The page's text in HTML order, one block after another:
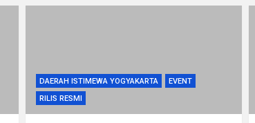
DAERAH ISTIMEWA YOGYAKARTA
EVENT
RILIS RESMI